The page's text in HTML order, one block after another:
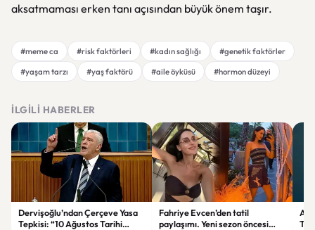
aksatmaması erken tanı açısından büyük önem taşır.
#meme ca #risk faktörleri #kadın sağlığı
#genetik faktörler
#yaşam tarzı
#yaş faktörü #aile öyküsü #hormon düzeyi
İLGILI HABERLER
Dervişoğlu’ndan Çerçeve Yasa
Tepkisi: “10 Ağustos Tarihi
Fahriye Evcen’den tatil
paylaşımı. Yeni sezon öncesi